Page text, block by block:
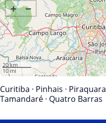
+ −
20 km
10 mi
Curitiba · Pinhais · Piraquara
Tamandaré · Quatro Barras